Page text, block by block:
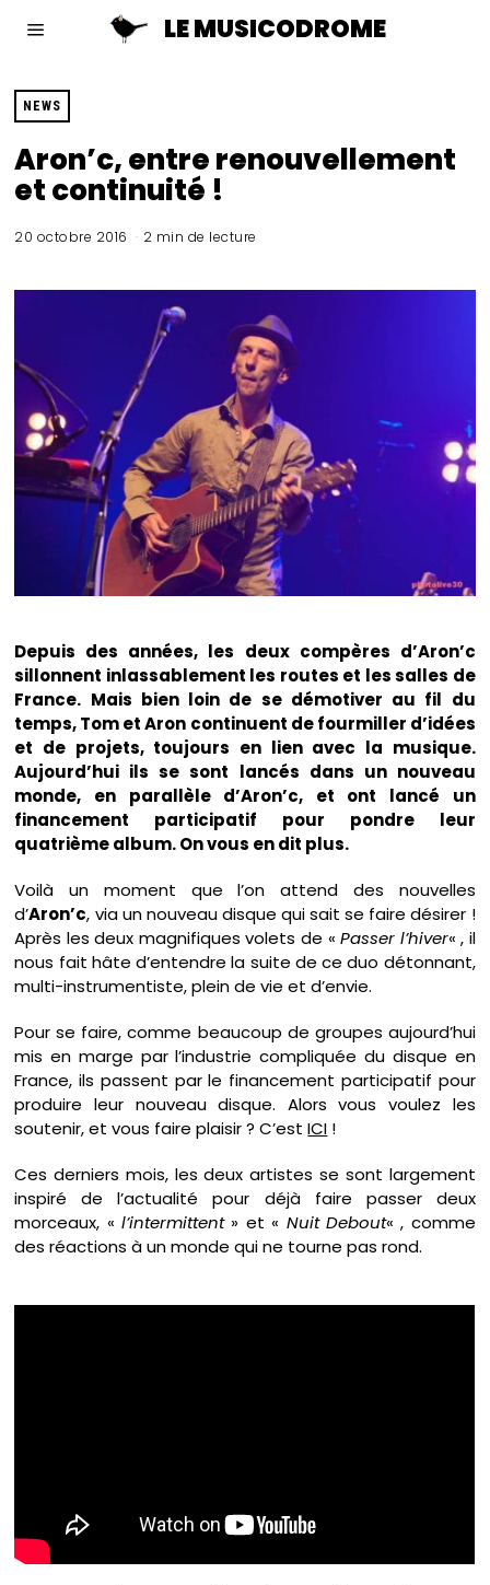
LE MUSICODROME
NEWS
Aron’c, entre renouvellement
et continuité !
20 octobre 2016 2 min de lecture
Depuis des années, les deux compères d’Aron’c
sillonnent inlassablement les routes et les salles de
France. Mais bien loin de se démotiver au fil du
temps, Tom et Aron continuent de fourmiller d’idées
et de projets, toujours en lien avec la musique.
Aujourd’hui ils se sont lancés dans un nouveau
monde, en parallèle d’Aron’c, et ont lancé un
financement participatif pour pondre leur
quatrième album. On vous en dit plus.
Voilà un moment que l’on attend des nouvelles
d’Aron’c, via un nouveau disque qui sait se faire désirer !
Après les deux magnifiques volets de «Passer l’hiver« , il
nous fait hâte d’entendre la suite de ce duo détonnant,
multi-instrumentiste, plein de vie et d’envie.
Pour se faire, comme beaucoup de groupes aujourd’hui
mis en marge par l’industrie compliquée du disque en
France, ils passent par le financement participatif pour
produire leur nouveau disque. Alors vous voulez les
soutenir, et vous faire plaisir ? C’estICI !
Ces derniers mois, les deux artistes se sont largement
inspiré de l’actualité pour déjà faire passer deux
morceaux, «l’intermittent» et « Nuit Debout« , comme
des réactions à un monde qui ne tourne pas rond.